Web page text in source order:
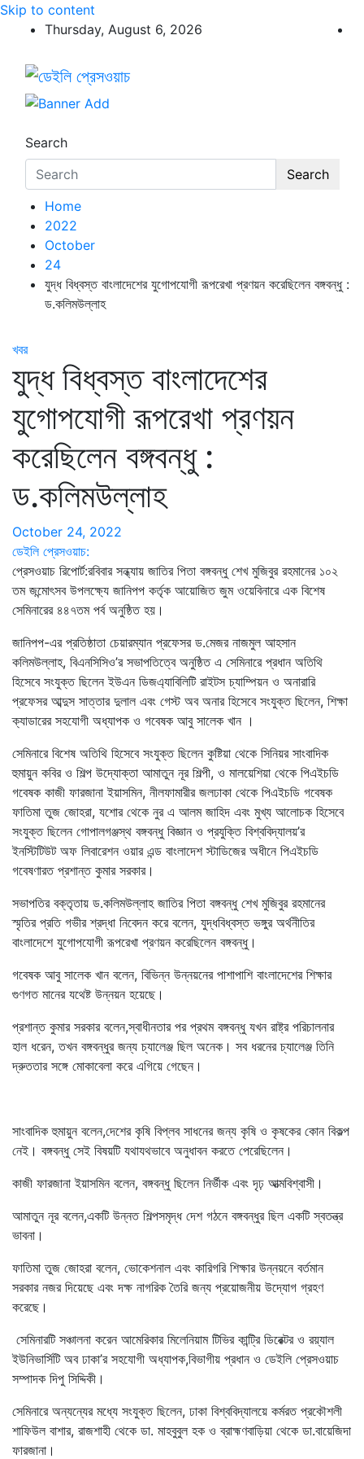
Skip to content
Thursday, August 6, 2026
ডেইলি প্রেসওয়াচ
ডেইলি প্রেসওয়াচ মুক্তিযুদ্ধের চেতনায় উদ্বুদ্ধ মুখপত্র
Search
Search
Home
2022
October
24
যুদ্ধ বিধ্বস্ত বাংলাদেশের যুগোপযোগী রূপরেখা প্রণয়ন করেছিলেন বঙ্গবন্ধু :
ড.কলিমউল্লাহ
খবর
যুদ্ধ বিধ্বস্ত বাংলাদেশের
যুগোপযোগী রূপরেখা প্রণয়ন
করেছিলেন বঙ্গবন্ধু :
ড.কলিমউল্লাহ
October 24, 2022
ডেইলি প্রেসওয়াচ:
প্রেসওয়াচ রিপোর্ট:রবিবার সন্ধ্যায় জাতির পিতা বঙ্গবন্ধু শেখ মুজিবুর রহমানের ১০২
তম জন্মোৎসব উপলক্ষ্যে জানিপপ কর্তৃক আয়োজিত জুম ওয়েবিনারে এক বিশেষ
সেমিনারের ৪৪৭তম পর্ব অনুষ্ঠিত হয়।
জানিপপ-এর প্রতিষ্ঠাতা চেয়ারম্যান প্রফেসর ড.মেজর নাজমুল আহসান
কলিমউল্লাহ, বিএনসিসিও’র সভাপতিত্বে অনুষ্ঠিত এ সেমিনারে প্রধান অতিথি
হিসেবে সংযুক্ত ছিলেন ইউএন ডিজএ্যাবিলিটি রাইটস চ্যাম্পিয়ন ও অনারারি
প্রফেসর আব্দুস সাত্তার দুলাল এবং গেস্ট অব অনার হিসেবে সংযুক্ত ছিলেন, শিক্ষা
ক্যাডারের সহযোগী অধ্যাপক ও গবেষক আবু সালেক খান ।
সেমিনারে বিশেষ অতিথি হিসেবে সংযুক্ত ছিলেন কুষ্টিয়া থেকে সিনিয়র সাংবাদিক
হুমায়ুন কবির ও শিল্প উদ্যোক্তা আমাতুন নূর শিল্পী, ও মালয়েশিয়া থেকে পিএইচডি
গবেষক কাজী ফারজানা ইয়াসমিন, নীলফামারীর জলঢাকা থেকে পিএইচডি গবেষক
ফাতিমা তুজ জোহরা, যশোর থেকে নুর এ আলম জাহিদ এবং মুখ্য আলোচক হিসেবে
সংযুক্ত ছিলেন গোপালগঞ্জস্থ বঙ্গবন্ধু বিজ্ঞান ও প্রযুক্তি বিশ্ববিদ্যালয়’র
ইনস্টিটিউট অফ লিবারেশন ওয়ার এন্ড বাংলাদেশ স্টাডিজের অধীনে পিএইচডি
গবেষণারত প্রশান্ত কুমার সরকার।
সভাপতির বক্তৃতায় ড.কলিমউল্লাহ জাতির পিতা বঙ্গবন্ধু শেখ মুজিবুর রহমানের
স্মৃতির প্রতি গভীর শ্রদ্ধা নিবেদন করে বলেন, যুদ্ধবিধ্বস্ত ভঙ্গুর অর্থনীতির
বাংলাদেশে যুগোপযোগী রূপরেখা প্রণয়ন করেছিলেন বঙ্গবন্ধু।
গবেষক আবু সালেক খান বলেন, বিভিন্ন উন্নয়নের পাশাপাশি বাংলাদেশের শিক্ষার
গুণগত মানের যথেষ্ট উন্নয়ন হয়েছে।
প্রশান্ত কুমার সরকার বলেন,স্বাধীনতার পর প্রথম বঙ্গবন্ধু যখন রাষ্ট্র পরিচালনার
হাল ধরেন, তখন বঙ্গবন্ধুর জন্য চ্যালেঞ্জ ছিল অনেক। সব ধরনের চ্যালেঞ্জ তিনি
দ্রুততার সঙ্গে মোকাবেলা করে এগিয়ে গেছেন।
সাংবাদিক হুমায়ুন বলেন,দেশের কৃষি বিপ্লব সাধনের জন্য কৃষি ও কৃষকের কোন বিকল্প
নেই। বঙ্গবন্ধু সেই বিষয়টি যথাযথভাবে অনুধাবন করতে পেরেছিলেন।
কাজী ফারজানা ইয়াসমিন বলেন, বঙ্গবন্ধু ছিলেন নির্ভীক এবং দৃঢ় আত্মবিশ্বাসী।
আমাতুন নূর বলেন,একটি উন্নত শিল্পসমৃদ্ধ দেশ গঠনে বঙ্গবন্ধুর ছিল একটি স্বতন্ত্র
ভাবনা।
ফাতিমা তুজ জোহরা বলেন, ভোকেশনাল এবং কারিগরি শিক্ষার উন্নয়নে বর্তমান
সরকার নজর দিয়েছে এবং দক্ষ নাগরিক তৈরি জন্য প্রয়োজনীয় উদ্যোগ গ্রহণ
করেছে।
সেমিনারটি সঞ্চালনা করেন আমেরিকার মিলেনিয়াম টিভির কান্ট্রি ডিরেক্টর ও রয়্যাল
ইউনিভার্সিটি অব ঢাকা’র সহযোগী অধ্যাপক,বিভাগীয় প্রধান ও ডেইলি প্রেসওয়াচ
সম্পাদক দিপু সিদ্দিকী।
সেমিনারে অন্যন্যের মধ্যে সংযুক্ত ছিলেন, ঢাকা বিশ্ববিদ্যালয়ে কর্মরত প্রকৌশলী
শাফিউল বাশার, রাজশাহী থেকে ডা. মাহবুবুল হক ও ব্রাহ্মণবাড়িয়া থেকে ডা.বায়েজিদা
ফারজানা।